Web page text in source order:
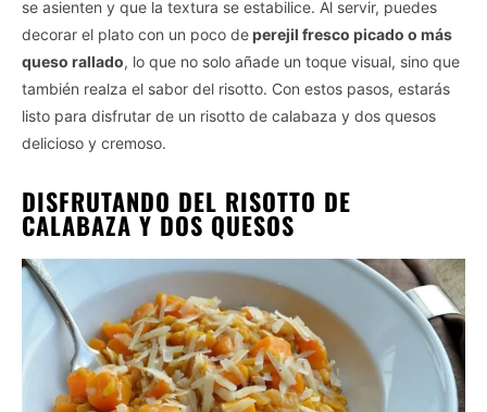
If you wish to opt-out of the sale, sharing to third parties, or
processing of your personal or sensitive information for
targeted advertising by us, please use the below opt-out
section to confirm your selection. Please note that after your
opt-out request is processed you may continue seeing
interest-based ads based on personal information utilized by
us or personal information disclosed to third parties prior to
disclosure of your personal information by third parties on the
IAB’s list of downstream participants. This information may
also be disclosed by us to third parties on the
Downstream Participantsthat may further disclose it to other
third parties.
Personal Data Processing Opt Outs
I want to opt-out of the Sharing of my
personal data.
Opted In
se asienten y que la textura se estabilice. Al servir, puedes
decorar el plato con un poco deperejil fresco picado o más
queso rallado, lo que no solo añade un toque visual, sino que
también realza el sabor del risotto. Con estos pasos, estarás
listo para disfrutar de un risotto de calabaza y dos quesos
delicioso y cremoso.
DISFRUTANDO DEL RISOTTO DE
CALABAZA Y DOS QUESOS